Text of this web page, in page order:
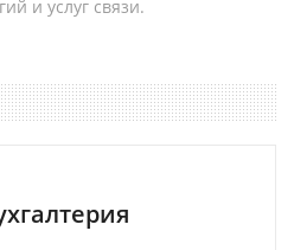
и услуг связи.